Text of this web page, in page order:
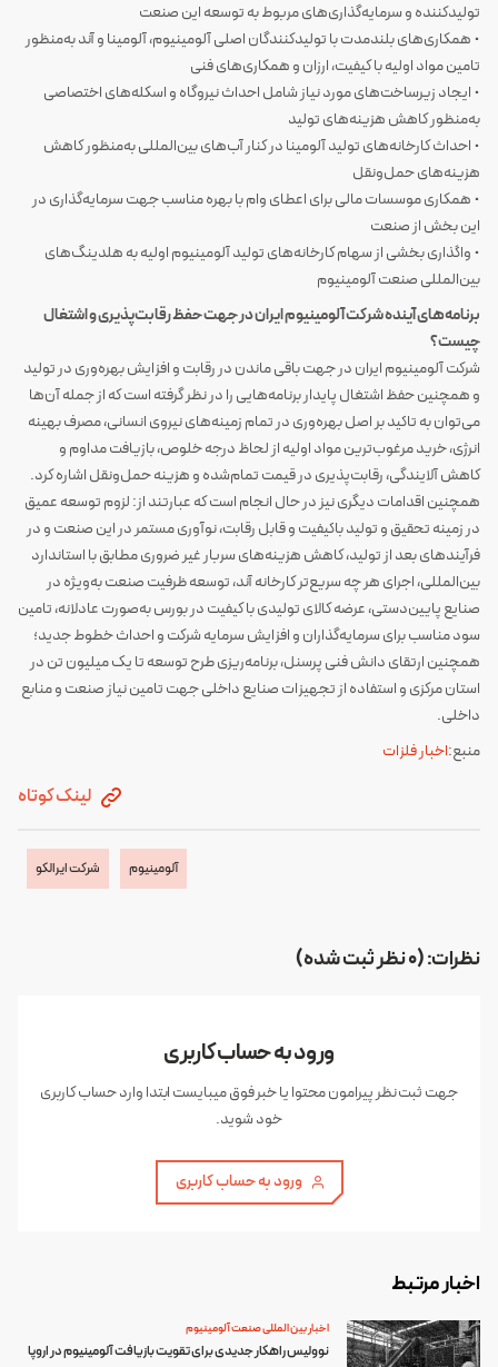
تولیدکننده و سرمایه‌گذاری‌های مربوط به توسعه این صنعت
• همکاری‌های بلندمدت با تولیدکنندگان اصلی آلومینیوم، آلومینا و آند به‌منظور
تامین مواد اولیه با کیفیت، ارزان و همکاری‌های فنی
• ایجاد زیرساخت‌های مورد نیاز شامل احداث نیروگاه و اسکله‌های اختصاصی
به‌منظور کاهش هزینه‌های تولید
• احداث کارخانه‌های تولید آلومینا در کنار آب‌های بین‌المللی به‌منظور کاهش
هزینه‌های حمل‌ونقل
• همکاری موسسات مالی برای اعطای وام با بهره مناسب جهت سرمایه‌گذاری در
این بخش از صنعت
• واگذاری بخشی از سهام کارخانه‌های تولید آلومینیوم اولیه به هلدینگ‌های
بین‌المللی صنعت آلومینیوم
برنامه‌های آینده شرکت آلومینیوم ایران در جهت حفظ رقابت‌پذیری و اشتغال
چیست؟
شرکت آلومینیوم ایران در جهت باقی ماندن در رقابت و افزایش بهره‌وری در تولید
و همچنین حفظ اشتغال پایدار برنامه‌هایی را در نظر گرفته است که از جمله آن‌ها
می‌توان به تاکید بر اصل بهره‌وری در تمام زمینه‌های نیروی انسانی، مصرف بهینه
انرژی، خرید مرغوب‌ترین مواد اولیه از لحاظ درجه خلوص، بازیافت مداوم و
کاهش آلایندگی، رقابت‌پذیری در قیمت تمام‌شده و هزینه حمل‌ونقل اشاره کرد.
همچنین اقدامات دیگری نیز در حال انجام است که عبارتند از: لزوم توسعه عمیق
در زمینه تحقیق و تولید باکیفیت و قابل رقابت، نوآوری مستمر در این صنعت و در
فرآیندهای بعد از تولید، کاهش هزینه‌های سربار غیر ضروری مطابق با استاندارد
بین‌المللی، اجرای هر چه سریع‌تر کارخانه آند، توسعه ظرفیت صنعت به‌ویژه در
صنایع پایین‌دستی، عرضه کالای تولیدی با کیفیت در بورس به‌صورت عادلانه، تامین
سود مناسب برای سرمایه‌گذاران و افزایش سرمایه شرکت و احداث خطوط جدید؛
همچنین ارتقای دانش فنی پرسنل، برنامه‌ریزی طرح توسعه تا یک میلیون تن در
استان مرکزی و استفاده از تجهیزات صنایع داخلی جهت تامین نیاز صنعت و منابع
داخلی.
منبع:اخبار فلزات
لینک کوتاه
آلومینیوم شرکت ایرالکو
نظرات: (0 نظر ثبت شده)
ورود به حساب کاربری
جهت ثبت نظر پیرامون محتوا یا خبر فوق میبایست ابتدا وارد حساب کاربری
خود شوید.
ورود به حساب کاربری
اخبار مرتبط
اخبار بین المللی صنعت آلومینیوم
نوولیس راهکار جدیدی برای تقویت بازیافت آلومینیوم در اروپا